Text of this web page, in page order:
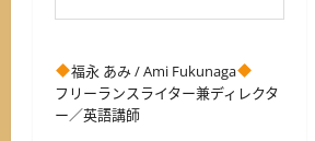
福永 あみ / Ami Fukunaga
フリーランスライター兼ディレクタ
ー／英語講師